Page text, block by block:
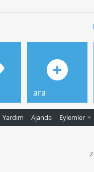
Yardım Ajanda Eylemler
ara